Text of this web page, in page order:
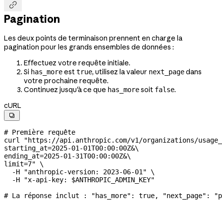

Pagination
Les deux points de terminaison prennent en charge la
pagination pour les grands ensembles de données :
Effectuez votre requête initiale.
Si has_moreesttrue, utilisez la valeur next_pagedans
votre prochaine requête.
Continuez jusqu'à ce que has_moresoit false.
cURL

# Première requête
curl "https://api.anthropic.com/v1/organizations/
starting_at=2025-01-01T00:00:00Z&\
ending_at=2025-01-31T00:00:00Z&\
limit=7" \
  -H
"anthropic-version: 2023-06-01" \
  -H
"x-api-key: $ANTHROPIC_ADMIN_KEY"
# La réponse inclut : "has_more": true, "next_page":